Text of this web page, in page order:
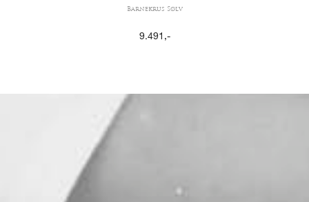
Barnekrus Sølv
9.491 ,-